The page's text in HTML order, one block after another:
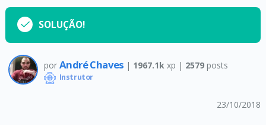
SOLUÇÃO!
por André Chaves | 1967.1k xp | 2579 posts
Instrutor
23/10/2018